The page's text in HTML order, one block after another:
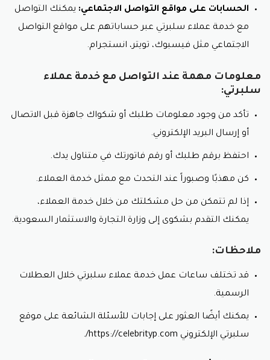
عروضُ سلبرتي المُميّزة:
مثل:
عروضٌ على مجموعاتِ العطورِ مثل كود خصم
عطورات سلبرتي :
يُمكنُكِ شراءُ مجموعةٍ من العطورِ
بخصمٍ مُميّزٍ.
عروضٌ على المنتجاتِ المُكمّلةِ:يُمكنُكِ شراءُ عطرِ
الشعرِ مع لوشنِ الجسمِ بخصمٍ مُميّزٍ.
المسكُ من سلبرتي:
يُقدّم متجرُ سلبرتي تشكيلةً واسعةً من أنواعِ المسكِ
الفاخرةِ، مثل:
المسكُ الأبيض:يتميّزُ برائحةٍ نقيةٍ وخفيفةٍ.
المسكُ الأسود:يتميّزُ برائحةٍ قويةٍ ودافئةٍ.
ومنتجاتِ العنايةِ بالشعرِ والجسمِ في السعودية، حيثُ يُقدّمُ
تشكيلةً واسعةً من المنتجاتِ عاليةِ الجودةِ بأسعارٍ مُميّزةٍ.
نصائحُ عندَ شراءِ عطورِ سلبرتي للشعرِ والجسمِ:
حدّدِ نوعَ شعركِ وبشرتكِ قبلَ شراءِ العطرِ.
الحسابات على مواقع التواصل الاجتماعي: يمكنك التواصل
مع خدمة عملاء سلبرتي عبر حساباتهم على مواقع التواصل
الاجتماعي مثل فيسبوك، تويتر، انستجرام.
معلومات مهمة عند التواصل مع خدمة عملاء
سلبرتي:
تأكد من وجود معلومات طلبك أو شكواك جاهزة قبل الاتصال
أو إرسال البريد الإلكتروني.
احتفظ برقم طلبك أو رقم فاتورتك في متناول يدك.
كن مهذبًا وصبوراً عند التحدث مع ممثل خدمة العملاء.
إذا لم تتمكن من حل مشكلتك من خلال خدمة العملاء،
يمكنك التقدم بشكوى إلى وزارة التجارة والاستثمار السعودية.
ملاحظات:
قد تختلف ساعات عمل خدمة عملاء سلبرتي خلال العطلات
الرسمية.
يمكنك أيضًا العثور على إجابات للأسئلة الشائعة على موقع
سلبرتي الإلكتروني https://celebrityp.com/.